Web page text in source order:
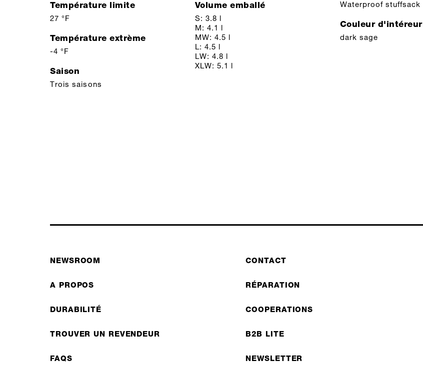
Température limite
27 °F
Température extrème
-4 °F
Saison
Trois saisons
Volume emballé
S: 3.8 l
M: 4.1 l
MW: 4.5 l
L: 4.5 l
LW: 4.8 l
XLW: 5.1 l
Waterproof stuffsack
Couleur d'intéreur
dark sage
NEWSROOM
A PROPOS
DURABILITÉ
TROUVER UN REVENDEUR
FAQS
CONTACT
RÉPARATION
COOPERATIONS
B2B LITE
NEWSLETTER